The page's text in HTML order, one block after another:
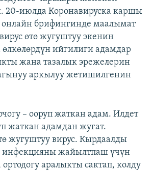
20-июлда Коронавируска каршы
брифингинде маалымат
өтө жугуштуу экенин
ийгилиги адамдар
жана тазалык эрежелерин
аркылуу жетишилгенин
– ооруп жаткан адам. Илдет
жаткан адамдан жугат.
жугуштуу вирус. Кырдаалды
инфекцияны жайылтпаш үчүн
аралыкты сактап, колду